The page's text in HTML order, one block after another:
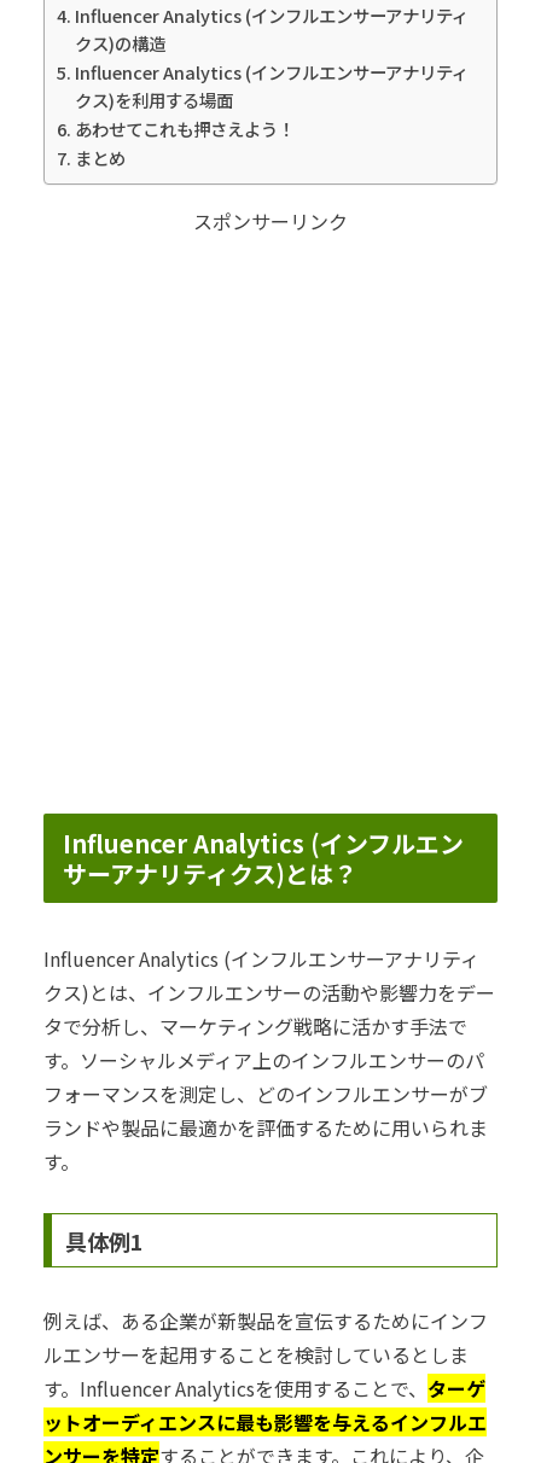
Influencer Analytics (インフルエンサーアナリティ
クス)の構造
Influencer Analytics (インフルエンサーアナリティ
クス)を利用する場面
あわせてこれも押さえよう！
まとめ
スポンサーリンク
Influencer Analytics (インフルエン
サーアナリティクス)とは？
Influencer Analytics (インフルエンサーアナリティ
クス)とは、インフルエンサーの活動や影響力をデー
タで分析し、マーケティング戦略に活かす手法で
す。ソーシャルメディア上のインフルエンサーのパ
フォーマンスを測定し、どのインフルエンサーがブ
ランドや製品に最適かを評価するために用いられま
す。
具体例1
例えば、ある企業が新製品を宣伝するためにインフ
ルエンサーを起用することを検討しているとしま
す。Influencer Analyticsを使用することで、 ターゲ
ットオーディエンスに最も影響を与えるインフルエ
ンサーを特定することができます。これにより、企